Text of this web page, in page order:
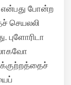
போன்ற
செயலலி
புளோரிடா